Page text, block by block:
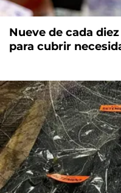
Nueve de cada
para cubrir